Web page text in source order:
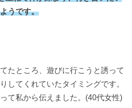
うです。
たところ、遊びに行こうと誘って
してくれていたタイミングです。
て私から伝えました。(40代女性)